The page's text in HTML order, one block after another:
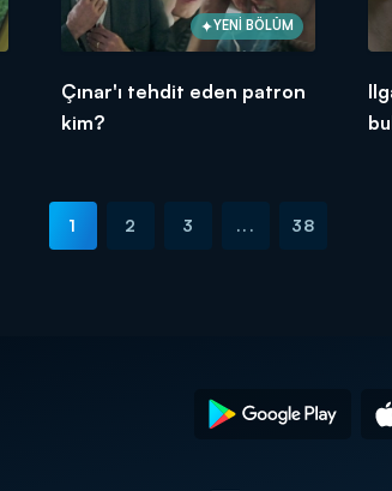
YENİ BÖLÜM
Çınar'ı tehdit eden patron
kim?
1 2 3 ... 38